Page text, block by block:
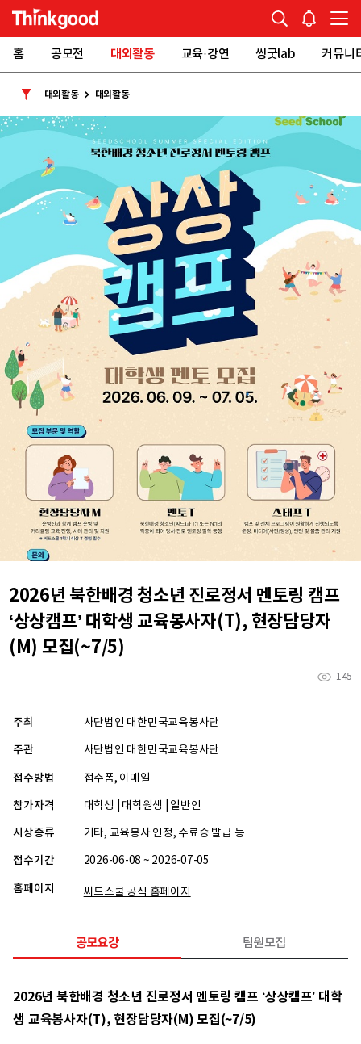
홈 공모전 대외활동 교육·강연 씽굿lab 커뮤니
대외활동 대외활동
2026년 북한배경 청소년 진로정서 멘토링 캠프
‘상상캠프’ 대학생 교육봉사자(T), 현장담당자
(M) 모집(~7/5)
145
주최 사단법인 대한민국교육봉사단
주관 사단법인 대한민국교육봉사단
접수방법 접수폼, 이메일
참가자격 대학생 | 대학원생 | 일반인
시상종류 기타, 교육봉사 인정, 수료증 발급 등
접수기간 2026-06-08 ~ 2026-07-05
홈페이지 씨드스쿨 공식 홈페이지
공모요강 팀원모집
2026년 북한배경 청소년 진로정서 멘토링 캠프 ‘상상캠프’ 대학
생 교육봉사자(T), 현장담당자(M) 모집(~7/5)